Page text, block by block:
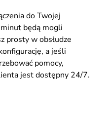
do Twojej
będą mogli
prosty w obsłudze
a jeśli
pomocy,
jest dostępny 24/7.